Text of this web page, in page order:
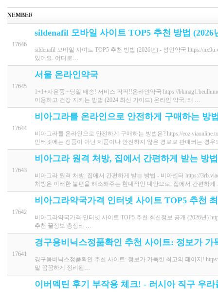
NEMBER
17646
sildenafil 모바일 사이트 TOP5 추천 방법 (2026
sildenafil 모바일 사이트 TOP5 추천 방법 (2026년) - 성인약국 https://
있어요. 어디로…
17645
서울 온라인약국
1+1+사은품 +당일 배송! 서비스 팍팍!!온라인약국 https://
이용하고 건강 지키는 방법 (2024 최신 가이드) 온라인 약국, 왜 …
17644
비아그라를 온라인으로 안전하게 구매하는 방
비아그라를 온라인으로 안전하게 구매하는 방법은? https://
인터넷에는 정품이 아닌 제품이나 안전하지 않은 경로로 판매되는 경
17643
비아그라 원격 처방, 집에서 간편하게 받는 방
비아그라 원격 처방, 집에서 간편하게 받는 방법 - 비아센터 https://
처방은 이러한 불편을 해소해주는 현대적인 대안으로, 집에서 간편하
17642
비아그라약국가격 인터넷 사이트 TOP5 추천
비아그라약국가격 인터넷 사이트 TOP5 추천 최신정보 공개 (2026년)
추천 꿀정보 총정리 …
17641
경구용비닉스정품확인 추천 사이트: 정보가
경구용비닉스정품확인 추천 사이트: 정보가 가득한 최고의 페이지!
말 꼼꼼하게 정리된…
이버멕틴 후기 부작용 체크! - 러시아 직구 우라